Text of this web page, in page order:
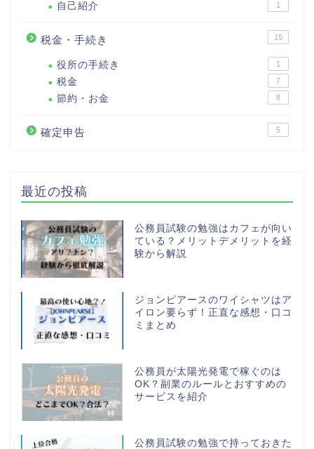
自己紹介 1
税金・手続き 15
役所の手続き 1
税金 7
節約・お金 8
確定申告 5
最近の投稿
公務員試験の勉強はカフェが向い
ている？メリットデメリットを経
験から解説
ジョンピアースのワイシャツはア
イロン要らず！正直な感想・口コ
ミまとめ
公務員が太陽光発電で稼ぐのは
OK？副業のルールとおすすめの
サービスを紹介
公務員試験の勉強で持っておきた